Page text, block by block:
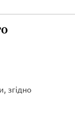
згідно